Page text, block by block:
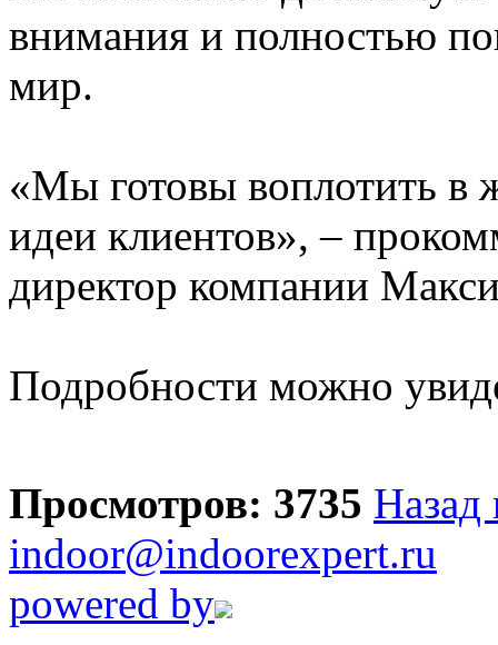
внимания и полностью
мир.
«Мы готовы воплотить в
идеи клиентов», –
директор компании
Подробности можно
Просмотров: 3735 Назад
indoor@indoorexpert.ru
powered by